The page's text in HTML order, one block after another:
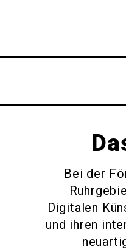
Bei der
Digitalen
und ihren